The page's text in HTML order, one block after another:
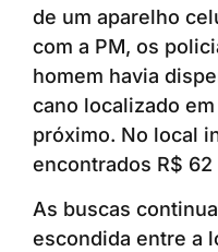
de um aparelho
com a PM, os
homem havia
cano localizado
próximo. No local
encontrados R$
As buscas
escondida entre a